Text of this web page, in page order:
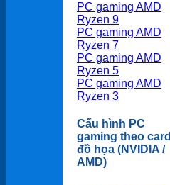
PC gaming AMD
Ryzen 9
PC gaming AMD
Ryzen 7
PC gaming AMD
Ryzen 5
PC gaming AMD
Ryzen 3
Cấu hình PC
gaming theo card
đồ họa (NVIDIA /
AMD)